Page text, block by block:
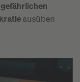
gefährlichen
ausüben